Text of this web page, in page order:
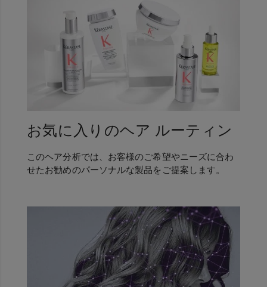
お気に入りのヘア ルーティン
このヘア分析では、お客様のご希望やニーズに合わ
せたお勧めのパーソナルな製品をご提案します。